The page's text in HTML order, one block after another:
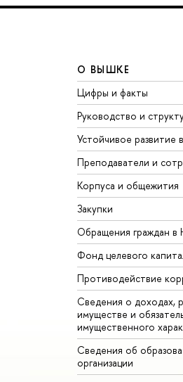
О ВЫШКЕ
Цифры и факты
Руководство и
Устойчивое
Преподаватели и
Корпуса и общежития
Закупки
Обращения граждан
Фонд целевого
Противодействие
Сведения о доходах,
имуществе и
имущественного
Сведения об
организации